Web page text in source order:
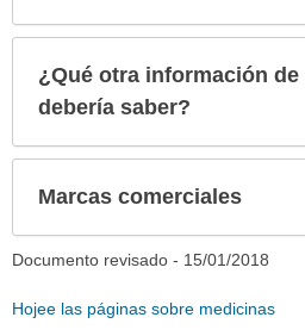
¿Qué otra información
debería saber?
Marcas comerciales
Documento revisado - 15/01/2018
Hojee las páginas sobre medicinas